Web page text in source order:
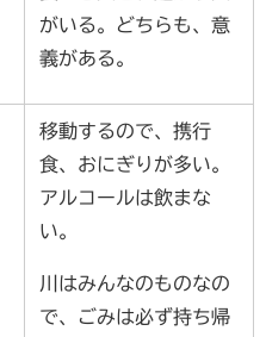
がいる。どちらも、意
義がある。
移動するので、携行
食、おにぎりが多い。
アルコールは飲まな
い。
川はみんなのものなの
で、ごみは必ず持ち帰